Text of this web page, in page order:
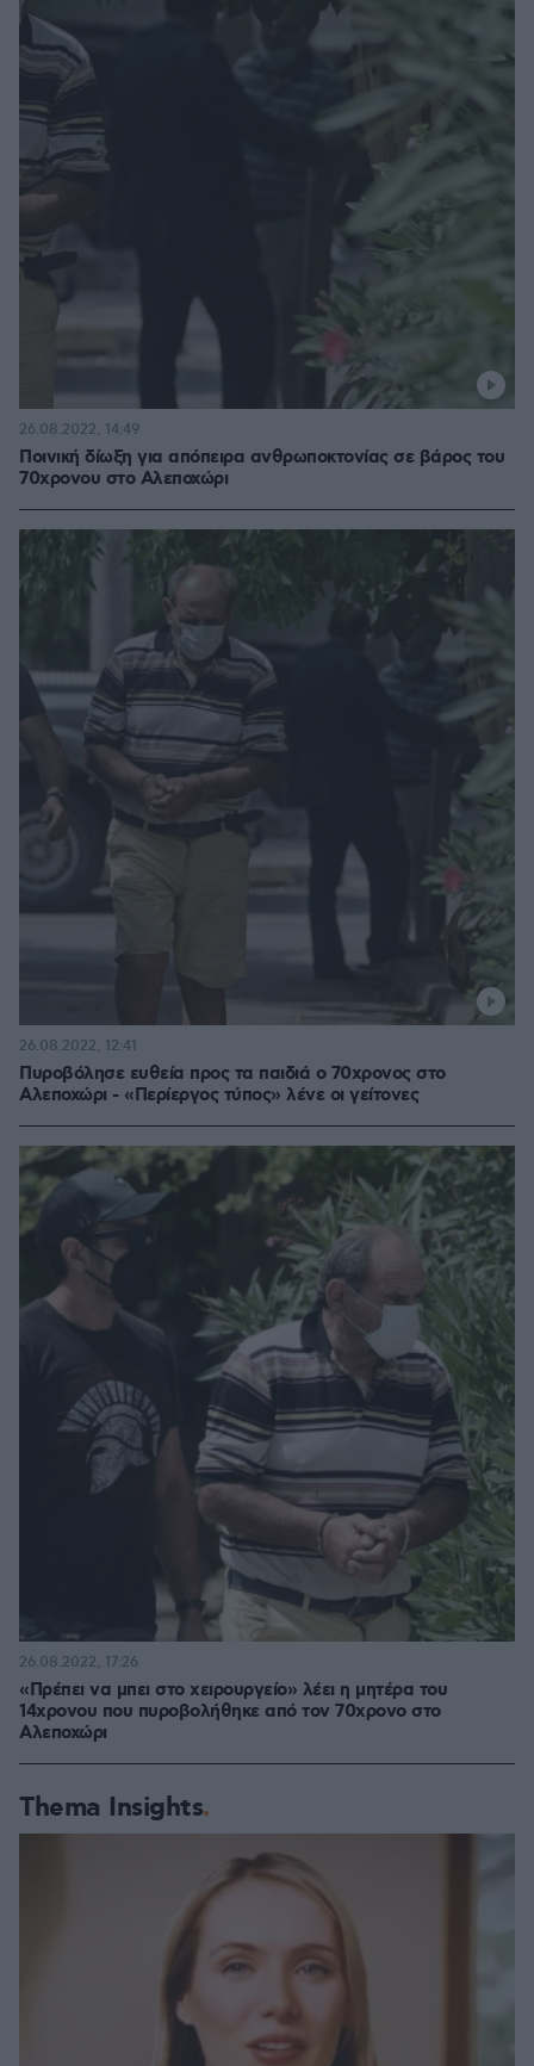
Ποινική δίωξη για απόπειρα ανθρωποκτονίας σε βάρος του
70χρονου στο Αλεποχώρι
26.08.2022, 14:49
Πυροβόλησε ευθεία προς τα παιδιά ο 70χρονος στο
Αλεποχώρι - «Περίεργος τύπος» λένε οι γείτονες
26.08.2022, 12:41
«Πρέπει να μπει στο χειρουργείο» λέει η μητέρα του
14χρονου που πυροβολήθηκε από τον 70χρονο στο
Αλεποχώρι
26.08.2022, 17:26
Thema Insights